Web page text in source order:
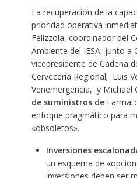
La recuperación de la
prioridad operativa
Felizzola, coordinador del
Ambiente del IESA, junto a
vicepresidente de Cadena
Cervecería Regional; Luis
Venemergencia, y Michael
de suministros de
enfoque pragmático para
«obsoletos».
Inversiones
un esquema de